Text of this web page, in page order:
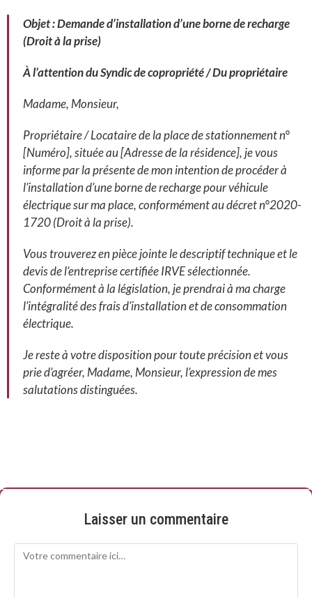
Objet : Demande d’installation d’une borne de recharge
(Droit à la prise)
À l’attention du Syndic de copropriété / Du propriétaire
Madame, Monsieur,
Propriétaire / Locataire de la place de stationnement n°
[Numéro], située au [Adresse de la résidence], je vous
informe par la présente de mon intention de procéder à
l’installation d’une borne de recharge pour véhicule
électrique sur ma place, conformément au décret n°2020-
1720 (Droit à la prise).
Vous trouverez en pièce jointe le descriptif technique et le
devis de l’entreprise certifiée IRVE sélectionnée.
Conformément à la législation, je prendrai à ma charge
l’intégralité des frais d’installation et de consommation
électrique.
Je reste à votre disposition pour toute précision et vous
prie d’agréer, Madame, Monsieur, l’expression de mes
salutations distinguées.
Laisser un commentaire